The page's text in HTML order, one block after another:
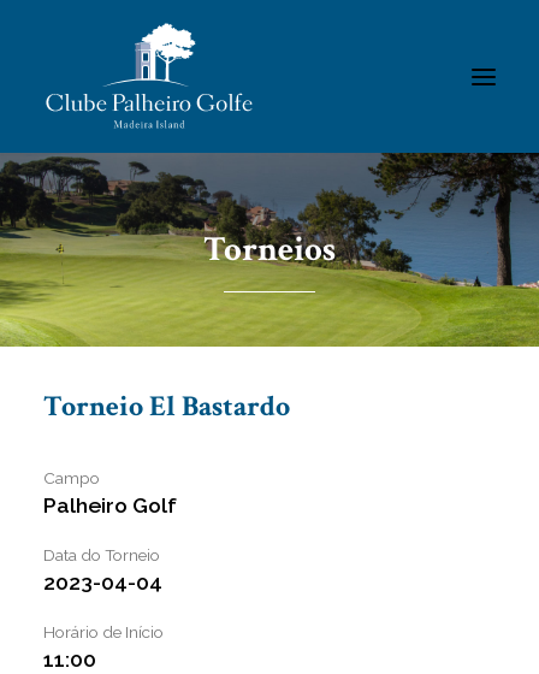
INÍCIO
O CLUBE
ACADEMIA
ASSOCIADOS / RESULTADOS
GALERIAS
REGULAMENTOS
LINKS ÚTEIS
NOTÍCIAS
Torneios
Torneio El Bastardo
Campo
Palheiro Golf
Data do Torneio
2023-04-04
Horário de Início
11:00